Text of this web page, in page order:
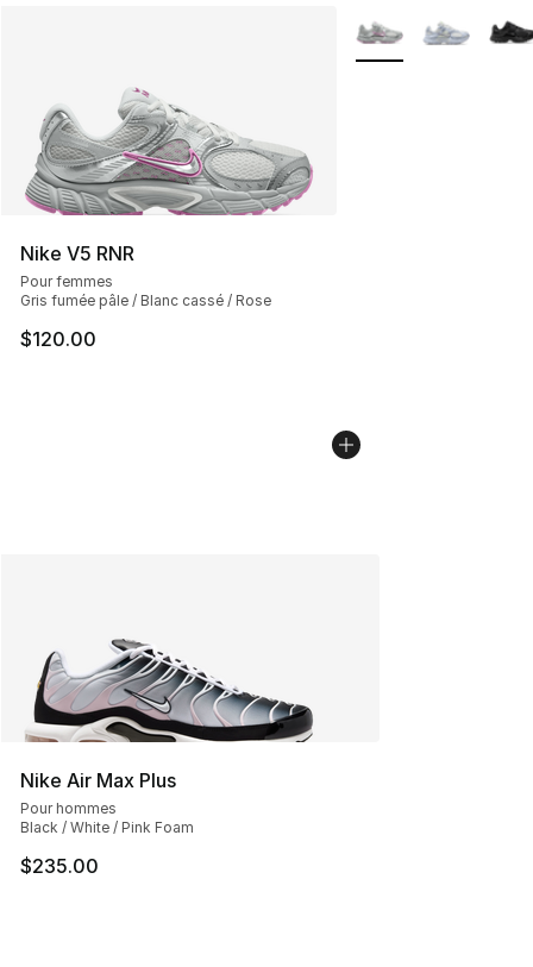
Nike V5 RNR
Pour femmes
Gris fumée pâle / Blanc cassé / Rose
$120.00
Plus de couleurs
Nike Air Max Plus
Pour hommes
Black / White / Pink Foam
$235.00